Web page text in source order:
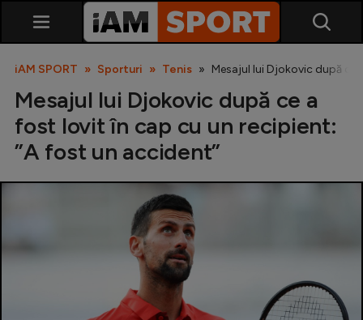
SuperLiga
Liga 2
Cupa României
Echipa Națională
iAM SPORT Sporturi Tenis Mesajul lui Djokovic după
Mesajul lui Djokovic după ce a
fost lovit în cap cu un recipient:
”A fost un accident”